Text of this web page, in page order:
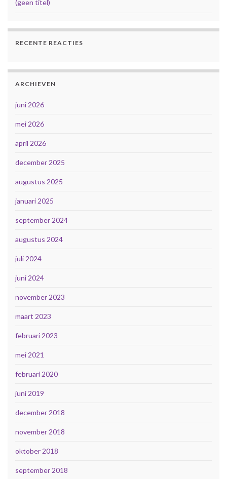
(geen titel)
RECENTE REACTIES
ARCHIEVEN
juni 2026
mei 2026
april 2026
december 2025
augustus 2025
januari 2025
september 2024
augustus 2024
juli 2024
juni 2024
november 2023
maart 2023
februari 2023
mei 2021
februari 2020
juni 2019
december 2018
november 2018
oktober 2018
september 2018